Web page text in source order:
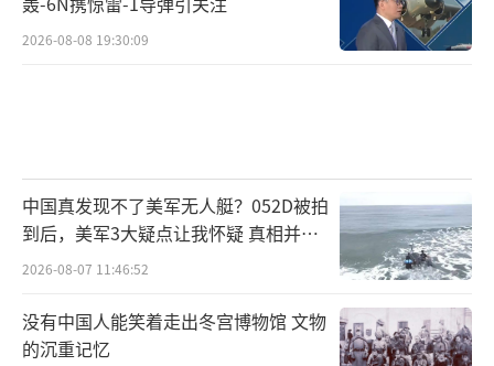
2026-08-08 19:30:09
中国真发现不了美军无人艇？052D被拍
到后，美军3大疑点让我怀疑 真相并非
如此
2026-08-07 11:46:52
没有中国人能笑着走出冬宫博物馆 文物
的沉重记忆